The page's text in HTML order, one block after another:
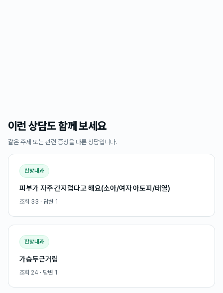
이런 상담도 함께 보세요
같은 주제 또는 관련 증상을 다룬 상담입니다.
한방내과
피부가 자주 간지럽다고 해요(소아/여자 아토피/태열)
조회 33 · 답변 1
한방내과
가슴두근거림
조회 24 · 답변 1